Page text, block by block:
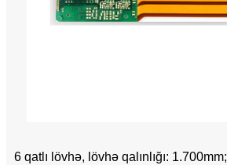
6 qatlı lövhə, lövhə qalınlığı: 1.700mm;